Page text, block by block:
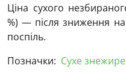
Ціна сухого
%) — після зниження на
поспіль.
Позначки: Сухе